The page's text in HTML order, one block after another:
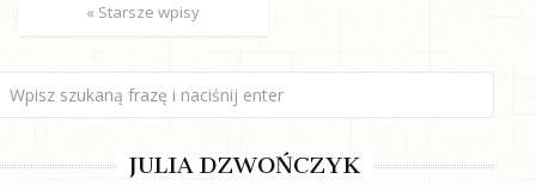
« Starsze wpisy
JULIA DZWOŃCZYK